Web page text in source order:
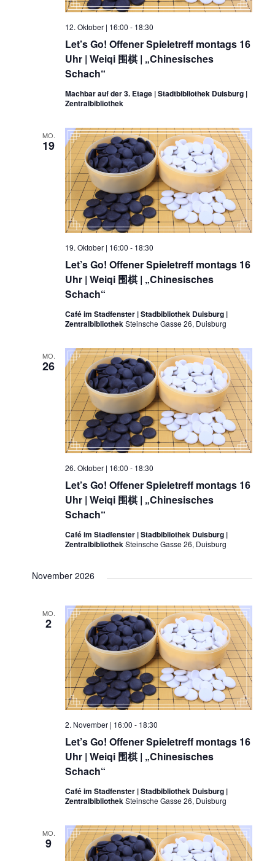
Let’s Go! Offener Spieletreff montags 16
Uhr | Weiqi 围棋 | „Chinesisches
Schach“
12. Oktober | 16:00 - 18:30
Machbar auf der 3. Etage | Stadtbibliothek Duisburg |
Zentralbibliothek
MO.
19
Let’s Go! Offener Spieletreff montags 16
Uhr | Weiqi 围棋 | „Chinesisches
Schach“
19. Oktober | 16:00 - 18:30
Café im Stadfenster | Stadbibliothek Duisburg |
ZentralbibliothekSteinsche Gasse 26, Duisburg
MO.
26
Let’s Go! Offener Spieletreff montags 16
Uhr | Weiqi 围棋 | „Chinesisches
Schach“
26. Oktober | 16:00 - 18:30
Café im Stadfenster | Stadbibliothek Duisburg |
ZentralbibliothekSteinsche Gasse 26, Duisburg
November 2026
MO.
2
Let’s Go! Offener Spieletreff montags 16
Uhr | Weiqi 围棋 | „Chinesisches
Schach“
2. November | 16:00 - 18:30
Café im Stadfenster | Stadbibliothek Duisburg |
ZentralbibliothekSteinsche Gasse 26, Duisburg
MO.
9